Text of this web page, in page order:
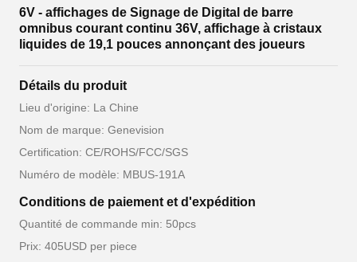
6V - affichages de Signage de Digital de barre
omnibus courant continu 36V, affichage à cristaux
liquides de 19,1 pouces annonçant des joueurs
Détails du produit
Lieu d'origine: La Chine
Nom de marque: Genevision
Certification: CE/ROHS/FCC/SGS
Numéro de modèle: MBUS-191A
Conditions de paiement et d'expédition
Quantité de commande min: 50pcs
Prix: 405USD per piece